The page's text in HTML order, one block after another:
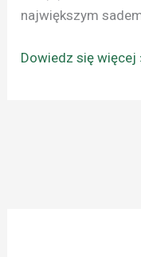
największym
Dowiedz się więcej